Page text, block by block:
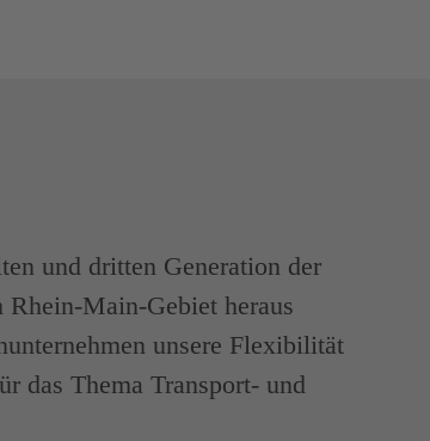
und dritten Generation der
Rhein-Main-Gebiet heraus
unsere Flexibilität
das Thema Transport- und